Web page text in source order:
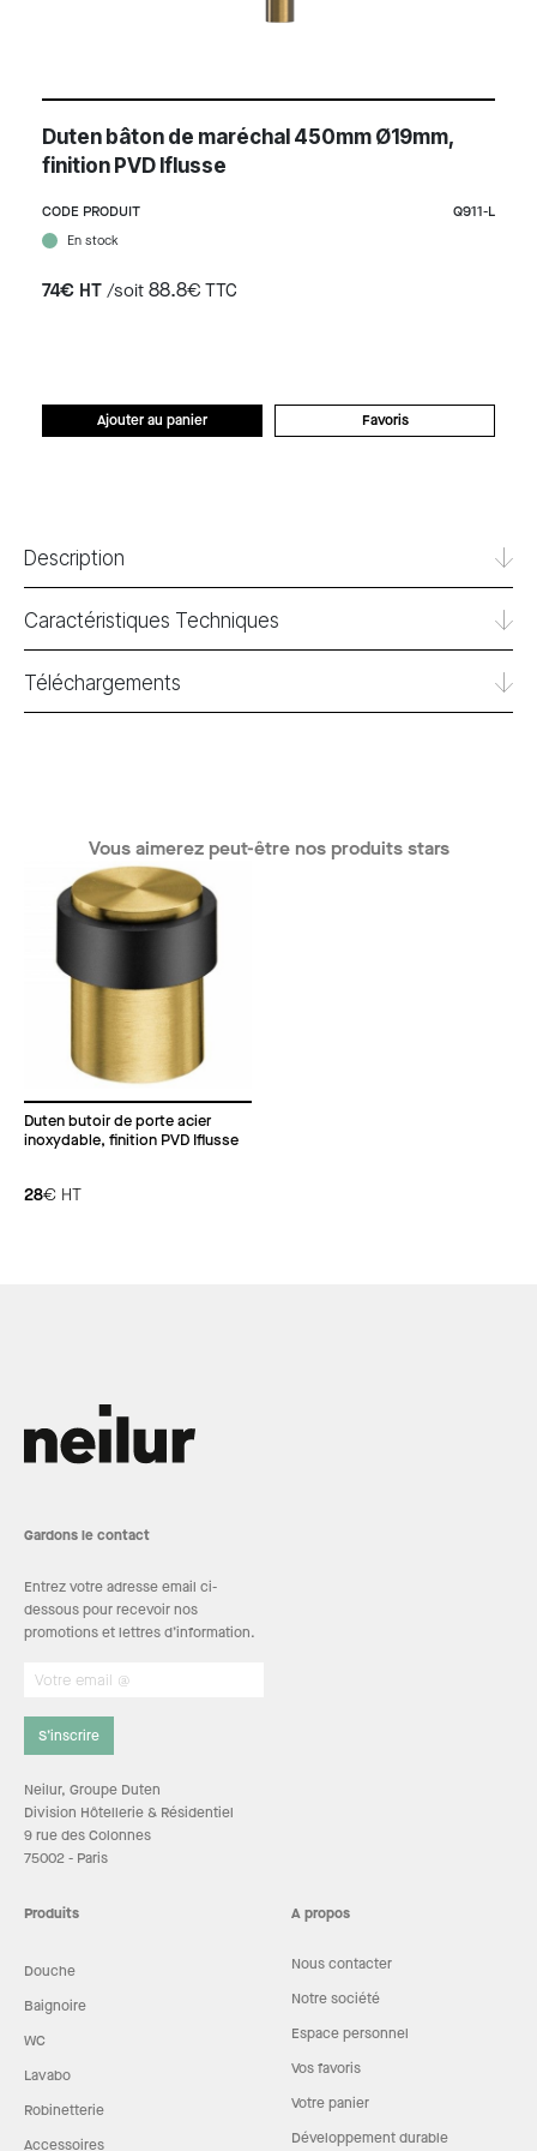
Duten bâton de maréchal 450mm Ø19mm,
finition PVD Iflusse
CODE PRODUIT Q911-L
En stock
74€ HT /soit 88.8€ TTC
Favoris
Ajouter au panier
Description
Caractéristiques Techniques
Téléchargements
Vous aimerez peut-être nos produits stars
Duten butoir de porte acier
inoxydable, finition PVD Iflusse
28€ HT
Gardons le contact
Entrez votre adresse email ci-
dessous pour recevoir nos
promotions et lettres d’information.
S’inscrire
Neilur, Groupe Duten
Division Hôtellerie & Résidentiel
9 rue des Colonnes
75002 - Paris
Produits
Douche
Baignoire
WC
Lavabo
Robinetterie
Accessoires
A propos
Nous contacter
Notre société
Espace personnel
Vos favoris
Votre panier
Développement durable